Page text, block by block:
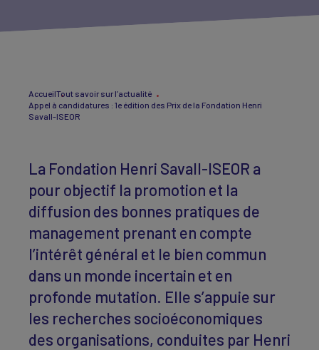
AccueilTout savoir sur l’actualité
Appel à candidatures : 1e édition des Prix de la Fondation Henri
Savall-ISEOR
La Fondation Henri Savall-ISEOR a
pour objectif la promotion et la
diffusion des bonnes pratiques de
management prenant en compte
l’intérêt général et le bien commun
dans un monde incertain et en
profonde mutation. Elle s’appuie sur
les recherches socioéconomiques
des organisations, conduites par Henri